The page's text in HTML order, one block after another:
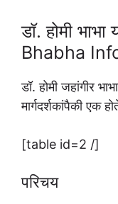
डॉ. होमी
Bhabha
डॉ. होमी जहांगीर
मार्गदर्शकांपैकी एक
[table id=2 /]
परिचय